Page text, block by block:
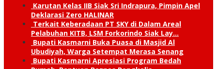
Karutan Kelas IIB Siak Sri Indrapura, Pimpin Apel
Deklarasi Zero HALINAR
Terkait Keberadaan PT SKY di Dalam Areal
Pelabuhan KITB, LSM Forkorindo Siak Lay…
Bupati Kasmarni Buka Puasa di Masjid Al
Ubudiyah, Warga Setempat Merasa Senang
Bupati Kasmarni Apresiasi Program Bedah